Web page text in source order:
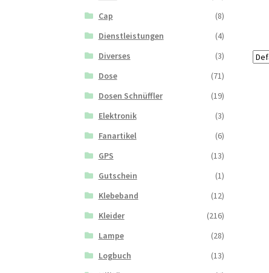
Cap
(8)
Dienstleistungen
(4)
Diverses
(3)
Dose
(71)
Dosen Schnüffler
(19)
Elektronik
(3)
Fanartikel
(6)
GPS
(13)
Gutschein
(1)
Klebeband
(12)
Kleider
(216)
Lampe
(28)
Logbuch
(13)